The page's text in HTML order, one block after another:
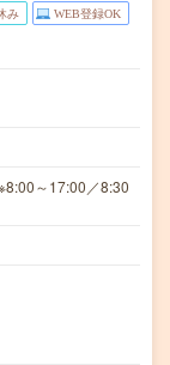
み WEB登録OK
～17:00／8:30